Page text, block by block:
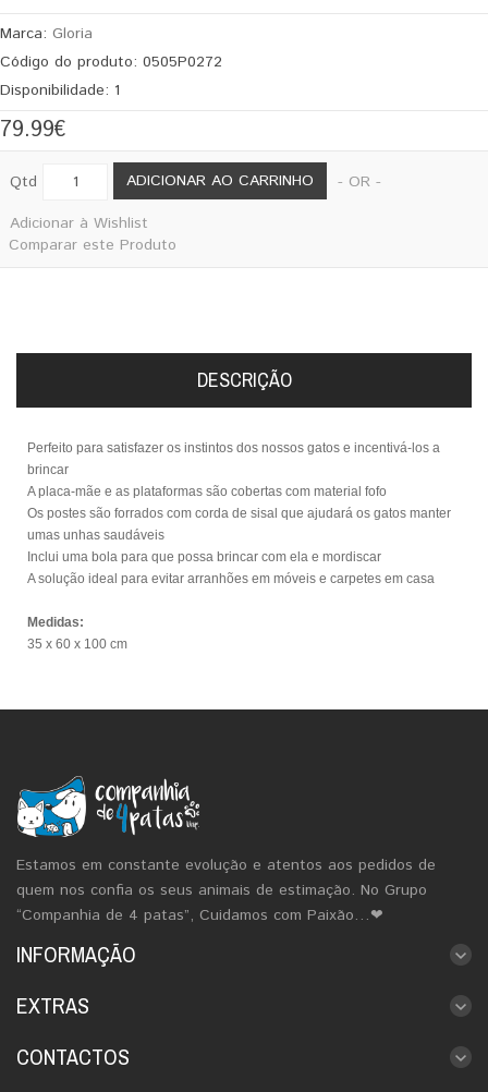
Marca: Gloria
Código do produto: 0505P0272
Disponibilidade: 1
79.99€
Qtd ADICIONAR AO CARRINHO
- OR -
Adicionar à Wishlist
Comparar este Produto
DESCRIÇÃO
Perfeito para satisfazer os instintos dos nossos gatos e incentivá-los a
brincar
A placa-mãe e as plataformas são cobertas com material fofo
Os postes são forrados com corda de sisal que ajudará os gatos manter
umas unhas saudáveis
Inclui uma bola para que possa brincar com ela e mordiscar
A solução ideal para evitar arranhões em móveis e carpetes em casa
Medidas:
35 x 60 x 100 cm
Estamos em constante evolução e atentos aos pedidos de
quem nos confia os seus animais de estimação. No Grupo
“Companhia de 4 patas”, Cuidamos com Paixão…❤
INFORMAÇÃO
EXTRAS
CONTACTOS